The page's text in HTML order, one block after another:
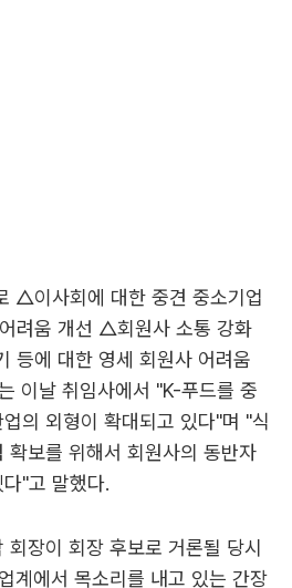
△이사회에 대한 중견 중소기업
려움 개선 △회원사 소통 강화
등에 대한 영세 회원사 어려움
이날 취임사에서 "K-푸드를 중
의 외형이 확대되고 있다"며 "식
확보를 위해서 회원사의 동반자
"고 말했다.
장이 회장 후보로 거론될 당시
계에서 목소리를 내고 있는 간장